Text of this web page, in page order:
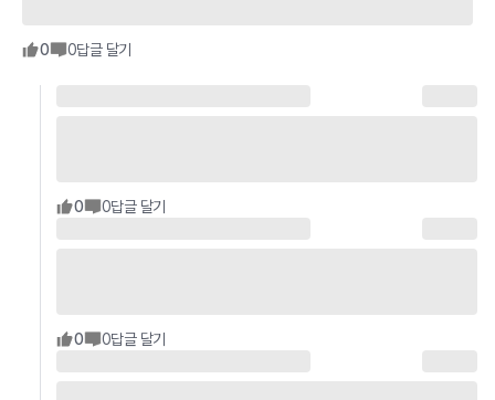
0 0답글 달기
0 0답글 달기
0 0답글 달기